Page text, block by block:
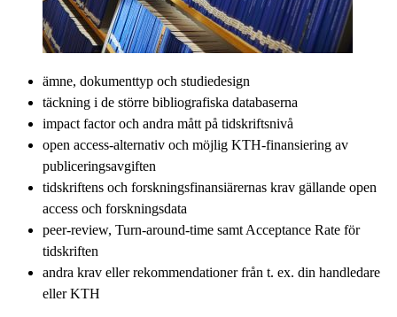
ämne, dokumenttyp och studiedesign
täckning i de större bibliografiska databaserna
impact factor och andra mått på tidskriftsnivå
open access-alternativ och möjlig KTH-finansiering av
publiceringsavgiften
tidskriftens och forskningsfinansiärernas krav gällande open
access och forskningsdata
peer-review, Turn-around-time samt Acceptance Rate för
tidskriften
andra krav eller rekommendationer från t. ex. din handledare
eller KTH